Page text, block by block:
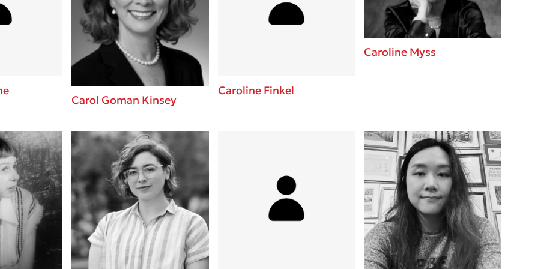
3 βιβλία που μπορείς να διαβάσεις σε
μια μέρα!
Εύκολη συνταγή για chicken BBQ pizza
από τον Άκη Πετρετζίκη!
Διακοπές με τα παιδιά: Η ανάγκη μας για
παύση σε μετωπική σύγκρουση με τη
δική τους για εκτόνωση
τεστ και ανακάλυψε την τάση σου!
Carol Goman Kinsey
Caroline Finkel
Caroline Myss